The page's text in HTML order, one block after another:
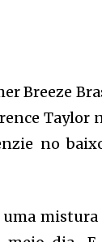
Breeze
Taylor
no
uma mistura